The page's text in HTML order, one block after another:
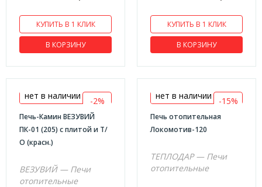
КУПИТЬ В 1 КЛИК
В КОРЗИНУ
КУПИТЬ В 1 КЛИК
В КОРЗИНУ
-2%
нет в наличии
Печь-Камин ВЕЗУВИЙ
ПК-01 (205) с плитой и Т/
О (красн.)
ВЕЗУВИЙ — Печи
отопительные
-15%
нет в наличии
Печь отопительная
Локомотив-120
ТЕПЛОДАР — Печи
отопительные